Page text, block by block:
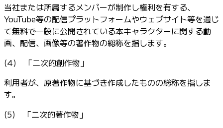
当社または所属するメンバーが制作し権利を有する、
YouTube等の配信プラットフォームやウェブサイト等を通じ
て無料で一般に公開されている本キャラクターに関する動
画、配信、画像等の著作物の総称を指します。
(4) 「二次的創作物」
利用者が、原著作物に基づき作成したものの総称を指しま
す。
(5) 「二次的著作物」